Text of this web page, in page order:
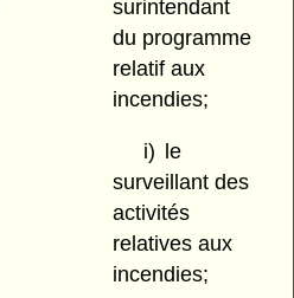
surintendant
du programme
relatif aux
incendies;
i) le
surveillant des
activités
relatives aux
incendies;